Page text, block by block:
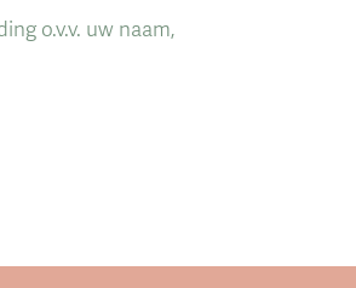
o.v.v. uw naam,